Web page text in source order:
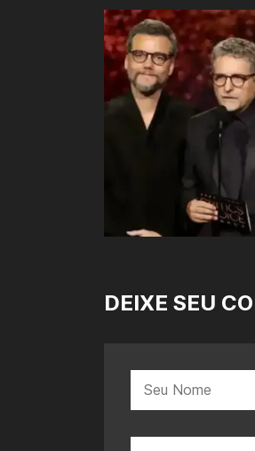
DEIXE SEU
Nome: